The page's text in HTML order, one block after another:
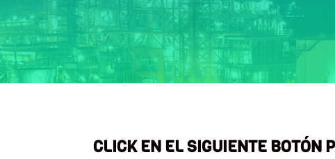
CLICK EN EL SIGUIENTE BOTÓN